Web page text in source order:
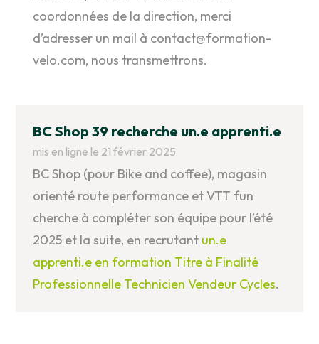
coordonnées de la direction, merci
d’adresser un mail à contact@formation-
velo.com, nous transmettrons.
BC Shop 39 recherche un.e apprenti.e
mis en ligne le 21 février 2025
BC Shop (pour Bike and coffee), magasin
orienté route performance et VTT fun
cherche à compléter son équipe pour l’été
2025 et la suite, en recrutant un.e
apprenti.e en formation Titre à Finalité
Professionnelle Technicien Vendeur Cycles.